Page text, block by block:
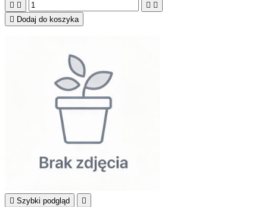
   
 Dodaj do koszyka
 Szybki podgląd 